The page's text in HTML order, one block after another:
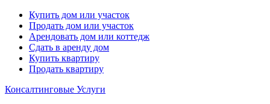
Купить дом или участок
Продать дом или участок
Арендовать дом или коттедж
Сдать в аренду дом
Купить квартиру
Продать квартиру
Консалтинговые Услуги